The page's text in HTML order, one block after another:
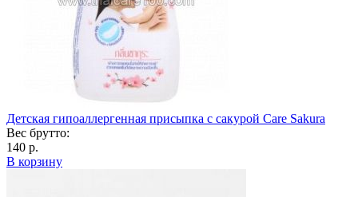
Детская гипоаллергенная присыпка с сакурой Care Sakura
Вес брутто:
140 р.
В корзину